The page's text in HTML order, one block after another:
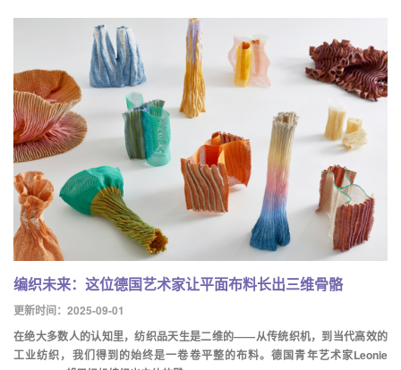
编织未来：这位德国艺术家让平面布料长出三维骨骼
更新时间：2025-09-01
在绝大多数人的认知里，纺织品天生是二维的——从传统织机，到当代高效的
工业纺织，我们得到的始终是一卷卷平整的布料。德国青年艺术家Leonie